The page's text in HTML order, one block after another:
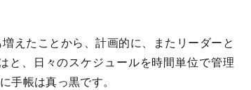
えたことから、計画的に、またリーダーと
と、日々のスケジュールを時間単位で管理
手帳は真っ黒です。